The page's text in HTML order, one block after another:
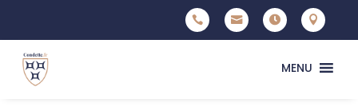




MENU